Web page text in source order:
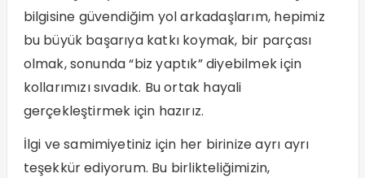
bilgisine güvendiğim yol arkadaşlarım, hepimiz
bu büyük başarıya katkı koymak, bir parçası
olmak, sonunda “biz yaptık” diyebilmek için
kollarımızı sıvadık. Bu ortak hayali
gerçekleştirmek için hazırız.
İlgi ve samimiyetiniz için her birinize ayrı ayrı
teşekkür ediyorum. Bu birlikteliğimizin,